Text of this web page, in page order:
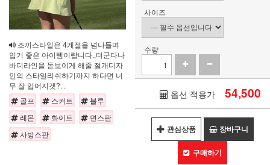
조끼스타일은 4계절을 넘나들며
입기 좋은 아이템이랍니다..더군다나
바디라인을 돋보이게 해줄 절개디자
인의 스타일리쉬하기까지 하다면 너
무 잘 입어지겟?. .
골프
스커트
블루
레몬
화이트
면스판
사방스판
사이즈
수량
옵션 적용가 54,500
관심상품 장바구니
구매하기